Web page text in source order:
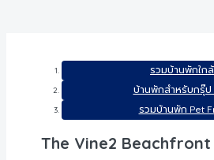
รวมบ้านพักใกล้
บ้านพักสำหรับกรุ๊ป
รวมบ้านพัก Pet
The Vine2 Beachfront